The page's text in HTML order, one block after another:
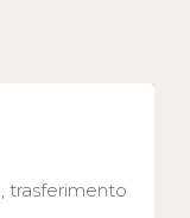
trasferimento